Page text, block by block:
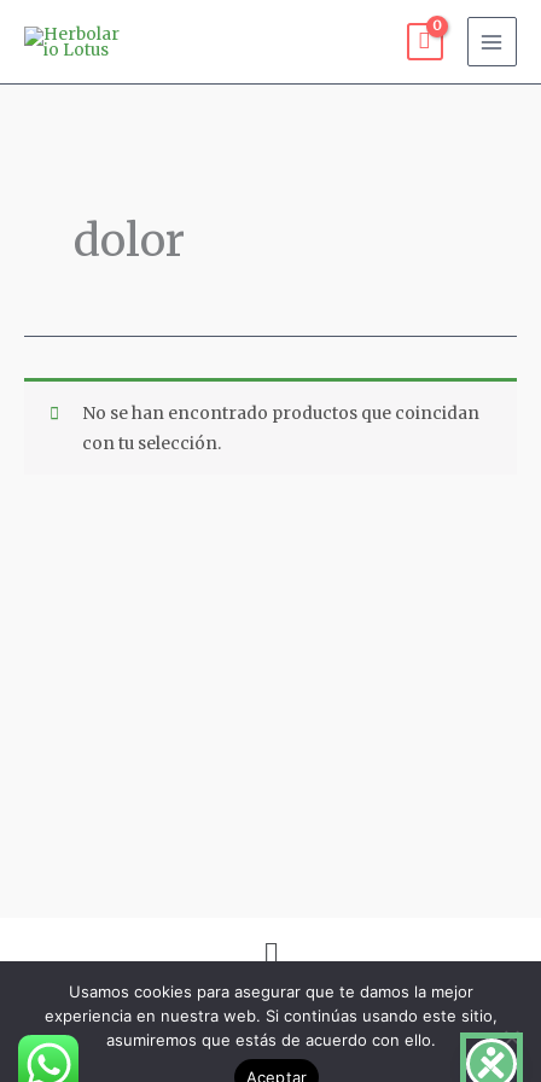
dolor
No se han encontrado productos que coincidan
con tu selección.
Menú
Copyright © 2026 -Herbo Lotus- | Diseñado por BSG Spain
Usamos cookies para asegurar que te damos la mejor
experiencia en nuestra web. Si continúas usando este sitio,
asumiremos que estás de acuerdo con ello.
Aceptar